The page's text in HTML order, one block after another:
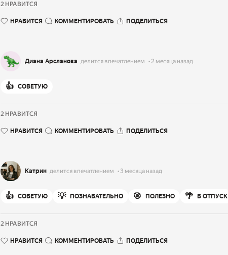
2 НРАВИТСЯ
НРАВИТСЯ КОММЕНТИРОВАТЬ ПОДЕЛИТЬСЯ
Диана Арсланова делится впечатлением 2 месяца назад
👍 СОВЕТУЮ
2 НРАВИТСЯ
НРАВИТСЯ КОММЕНТИРОВАТЬ ПОДЕЛИТЬСЯ
Катрин делится впечатлением 3 месяца назад
👍 СОВЕТУЮ 💡 ПОЗНАВАТЕЛЬНО 🎯 ПОЛЕЗНО 🌴 В ОТПУСК
2 НРАВИТСЯ
НРАВИТСЯ КОММЕНТИРОВАТЬ ПОДЕЛИТЬСЯ